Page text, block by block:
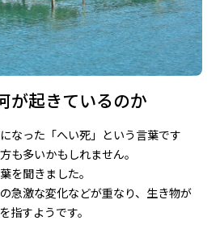
が起きているのか
なった「へい死」という言葉です
も多いかもしれません。
を聞きました。
急激な変化などが重なり、生き物が
指すようです。